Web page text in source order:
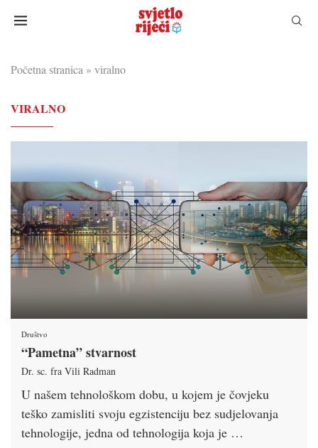
Početna stranica » viralno
VIRALNO
Društvo
“Pametna” stvarnost
Dr. sc. fra Vili Radman
U našem tehnološkom dobu, u kojem je čovjeku
teško zamisliti svoju egzistenciju bez sudjelovanja
tehnologije, jedna od tehnologija koja je …